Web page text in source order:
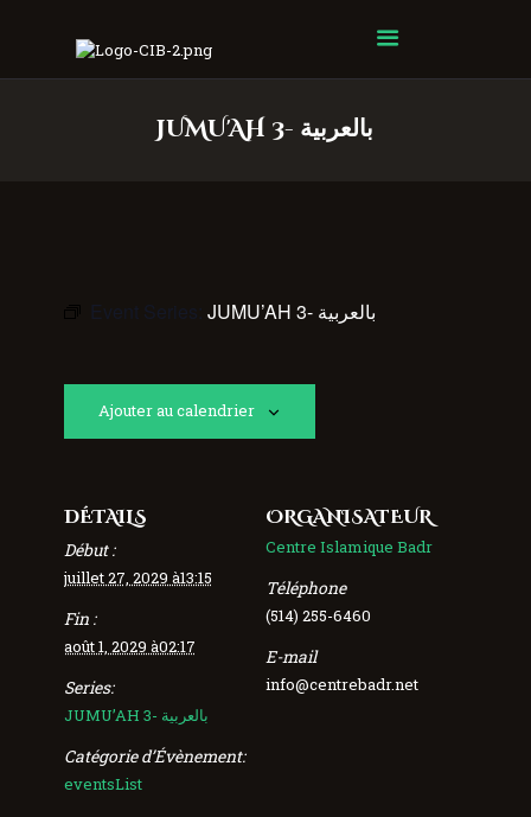
JUMU'AH 3- بالعربية
Centre Islamique Badr
Event Series: JUMU’AH 3- بالعربية
Ajouter au calendrier
DÉTAILS
Début :
juillet 27, 2029 à13:15
Fin :
août 1, 2029 à02:17
Series:
JUMU’AH 3- بالعربية
Catégorie d’Évènement:
eventsList
ORGANISATEUR
Centre Islamique Badr
Téléphone
(514) 255-6460
E-mail
info@centrebadr.net